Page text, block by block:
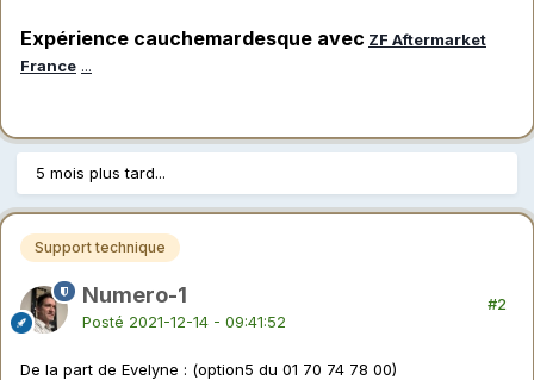
Expérience cauchemardesque avec ZF Aftermarket
France ...
5 mois plus tard...
Support technique
Numero-1
Posté 2021-12-14 - 09:41:52
#2
De la part de Evelyne : (option5 du 01 70 74 78 00)